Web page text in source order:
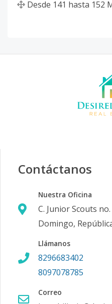
Desde 141 hasta 152
Contáctanos
Nuestra Oficina
C. Junior Scouts
Domingo,
Llámanos
8296683402
8097078785
Correo